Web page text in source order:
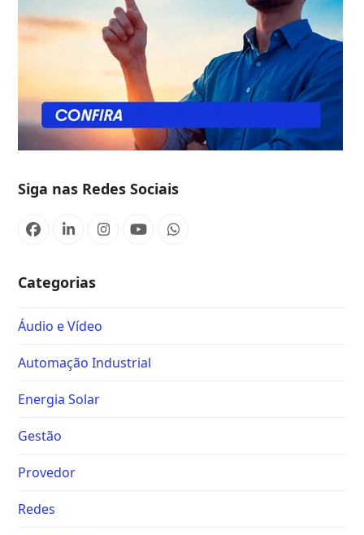
Siga nas Redes Sociais
Categorias
Áudio e Vídeo
Automação Industrial
Energia Solar
Gestão
Provedor
Redes